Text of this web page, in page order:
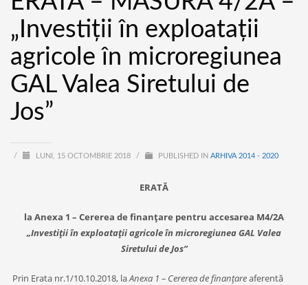
„Investiții în exploatații
agricole în microregiunea
GAL Valea Siretului de
Jos”
/ LUNI, 15 OCTOMBRIE 2018 / PUBLISHED IN ARHIVA 2014 - 2020
ERATĂ
la Anexa 1 – Cererea de finanțare pentru accesarea M4/2A
„Investiții în exploatații agricole în microregiunea GAL Valea
Siretului de Jos”
Prin Erata nr.1/10.10.2018, laAnexa 1 – Cererea de finanțareaferentă